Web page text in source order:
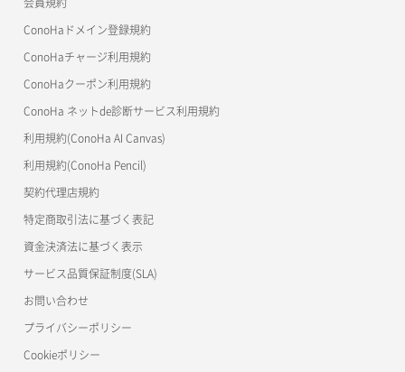
美雲このは徹底ガイド
ConoHaドメイン登録規約
ConoHaチャージ利用規約
ConoHaクーポン利用規約
ConoHa ネットde診断サービス利用規約
利用規約(ConoHa AI Canvas)
利用規約(ConoHa Pencil)
契約代理店規約
特定商取引法に基づく表記
資金決済法に基づく表示
サービス品質保証制度(SLA)
お問い合わせ
プライバシーポリシー
Cookieポリシー